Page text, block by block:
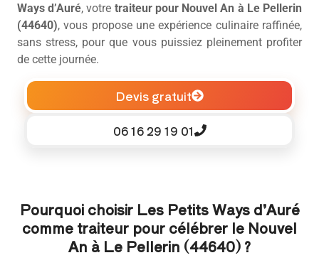
Ways d’Auré, votre traiteur pour Nouvel An à Le Pellerin
(44640), vous propose une expérience culinaire raffinée,
sans stress, pour que vous puissiez pleinement profiter
de cette journée.
Devis gratuit
06 16 29 19 01
Pourquoi choisir Les Petits Ways d’Auré
comme traiteur pour célébrer le Nouvel
An à Le Pellerin (44640) ?